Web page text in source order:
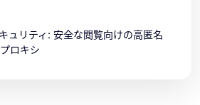
ュリティ: 安全な閲覧向けの高匿名
ロキシ